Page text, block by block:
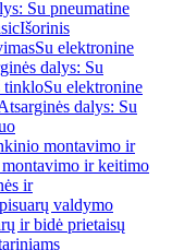
Su pneumatine
Išorinis
Su elektronine
dalys: Su
tinkloSu elektronine
dalys: Su
montavimo ir
ir keitimo
ir
valdymo
ir bidė prietaisų